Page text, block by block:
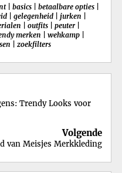
| basics betaalbare opties
gelegenheid jurken
outfits peuter
merken wehkamp
zoekfilters
Trendy Looks voor
Volgende
van Meisjes Merkkleding